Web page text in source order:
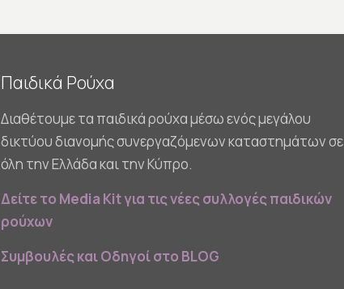
Παιδικά Ρούχα
Διαθέτουμε τα παιδικά ρούχα μέσω ενός μεγάλου
δικτύου διανομής συνεργαζόμενων καταστημάτων σε
όλη την Ελλάδα και την Κύπρο.
Δείτε το Media Kit για τις νέες συλλογές παιδικών
ρούχων
Συμβουλές και Οδηγοί στο BLOG